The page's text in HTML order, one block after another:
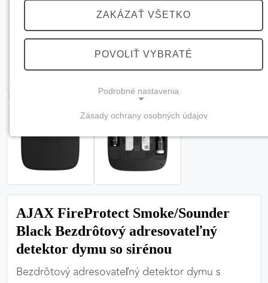
AJAX FireProtect Smoke/Sounder
Black Bezdrôtový adresovateľný
detektor dymu so sirénou
Bezdrôtový adresovateľný detektor dymu s
ZAKÁZAŤ VŠETKO
POVOLIŤ VYBRATÉ
Podrobné nastavenia
(vždy aktívne, nemožno vypnúť)
Tieto cookies sú potrebné na správne fungovanie
webovej stránky a bez nich by nebolo možné
zabezpečiť jej plnú funkčnosť.
Nevyhnutné cookies
PREFERENČNÉ COOKIES
Zásady ochrany osobných údajov